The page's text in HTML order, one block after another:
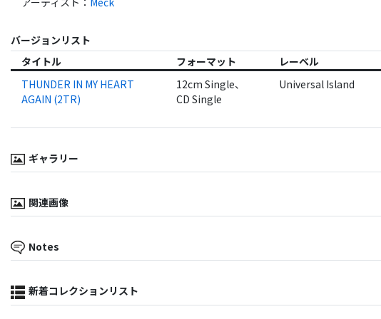
バージョンリスト
タイトル
フォーマット レーベル
THUNDER IN MY HEART
AGAIN (2TR)
12cm Single、
CD Single
Universal Island
ギャラリー
関連画像
Notes
新着コレクションリスト